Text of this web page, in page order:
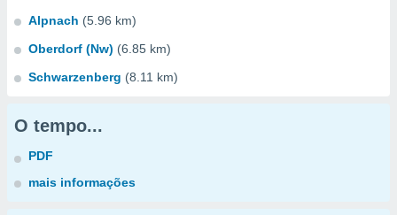
Alpnach (5.96 km)
Oberdorf (Nw) (6.85 km)
Schwarzenberg (8.11 km)
O tempo...
PDF
mais informações